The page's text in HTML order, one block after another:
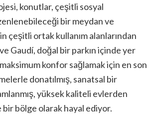
konutlar, çeşitli sosyal
bir meydan ve
çeşitli ortak kullanım alanlarından
Gaudí, doğal bir parkın içinde yer
konfor sağlamak için en son
donatılmış, sanatsal bir
yüksek kaliteli evlerden
bölge olarak hayal ediyor.